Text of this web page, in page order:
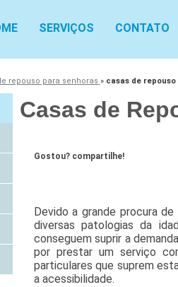
SERVIÇOS CONTATO
repouso para senhoras » casas de
Casas de
Gostou? compartilhe!
Devido a grande procura
diversas patologias da
conseguem suprir a
por prestar um serviço
particulares que suprem
a acessibilidade.